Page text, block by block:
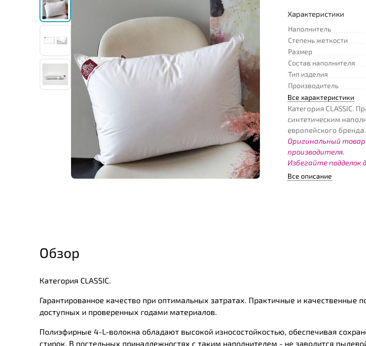
Характеристики
Наполнитель
Степень жеткости
Размер
Состав наполнителя
Тип изделия
Производитель
Все характеристики
Категория CLASSIC.
синтетическим
европейского бренда.
Оригинальный
производителя.
Избегайте подделок
Все описание
Обзор
Категория CLASSIC.
Гарантированное качество при оптимальных затратах. Практичные и
доступных и проверенных годами материалов.
Полиэфирные 4-L-волокна обладают высокой износостойкостью, обеспечивая
стирок. В постельных принадлежностях с таким наполнителем - не заводится